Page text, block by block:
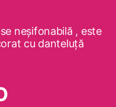
neşifonabilă , este
cu danteluţă